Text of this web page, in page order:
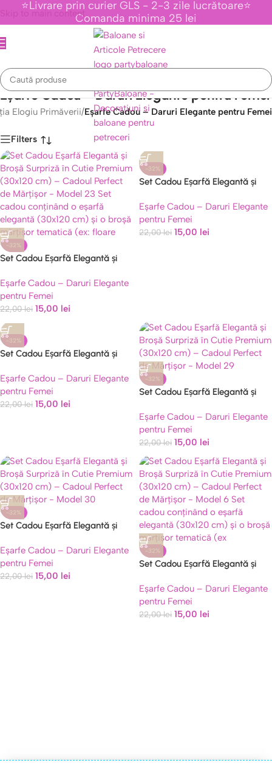
Skip to main content
⭐Livrare prin curier GLS - 2-3 zile lucrătoare⭐
Comanda minima 25 lei
Eșarfe Cadou – Daruri Elegante pentru Femei
Elogiu Primăverii/Eșarfe Cadou – Daruri Elegante pentru Femei
Caută
Filters
-32%
Set Cadou Eșarfă Elegantă și
(30×120 cm) – Cadoul Perfect de
Mărțișor – Model 23
Eșarfe Cadou – Daruri Elegante
pentru Femei
22,00lei 15,00 lei
-32%
Set Cadou Eșarfă Elegantă și
(30×120 cm) – Cadoul Perfect de
Mărțișor – Model 26
Eșarfe Cadou – Daruri Elegante
pentru Femei
22,00lei 15,00 lei
-32%
Set Cadou Eșarfă Elegantă și
(30×120 cm) – Cadoul Perfect de
Mărțișor – Model 27
Eșarfe Cadou – Daruri Elegante
pentru Femei
22,00lei 15,00 lei
-32%
Set Cadou Eșarfă Elegantă și
(30×120 cm) – Cadoul Perfect de
Mărțișor – Model 29
Eșarfe Cadou – Daruri Elegante
pentru Femei
22,00lei 15,00 lei
-32%
Set Cadou Eșarfă Elegantă și
(30×120 cm) – Cadoul Perfect de
Mărțișor – Model 30
Eșarfe Cadou – Daruri Elegante
pentru Femei
22,00lei 15,00 lei
-32%
Set Cadou Eșarfă Elegantă și
(30×120 cm) – Cadoul Perfect de
Mărțișor – Model 6
Eșarfe Cadou – Daruri Elegante
pentru Femei
22,00lei 15,00 lei